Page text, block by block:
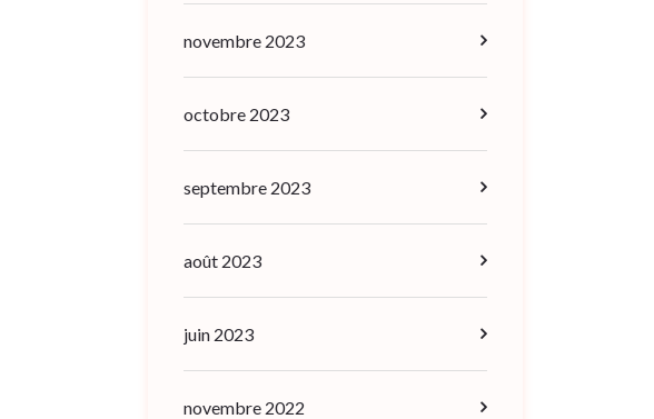
novembre 2023
octobre 2023
septembre 2023
août 2023
juin 2023
novembre 2022